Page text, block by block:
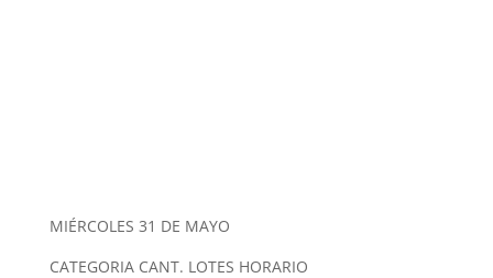
MIÉRCOLES 31 DE MAYO
CATEGORIA CANT. LOTES HORARIO